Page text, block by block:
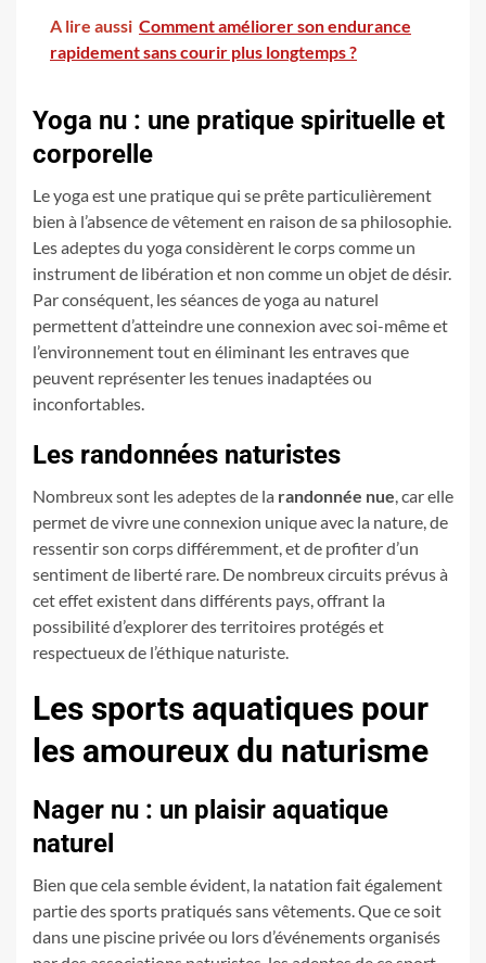
A lire aussi Comment améliorer son endurance
rapidement sans courir plus longtemps ?
Yoga nu : une pratique spirituelle et
corporelle
Le yoga est une pratique qui se prête particulièrement
bien à l’absence de vêtement en raison de sa philosophie.
Les adeptes du yoga considèrent le corps comme un
instrument de libération et non comme un objet de désir.
Par conséquent, les séances de yoga au naturel
permettent d’atteindre une connexion avec soi-même et
l’environnement tout en éliminant les entraves que
peuvent représenter les tenues inadaptées ou
inconfortables.
Les randonnées naturistes
Nombreux sont les adeptes de la randonnée nue , car elle
permet de vivre une connexion unique avec la nature, de
ressentir son corps différemment, et de profiter d’un
sentiment de liberté rare. De nombreux circuits prévus à
cet effet existent dans différents pays, offrant la
possibilité d’explorer des territoires protégés et
respectueux de l’éthique naturiste.
Les sports aquatiques pour
les amoureux du naturisme
Nager nu : un plaisir aquatique
naturel
Bien que cela semble évident, la natation fait également
partie des sports pratiqués sans vêtements. Que ce soit
dans une piscine privée ou lors d’événements organisés